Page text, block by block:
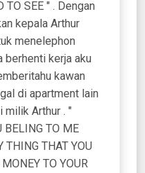
TO SEE " . Dengan
kepala Arthur
menelephon
berhenti kerja aku
kawan
di apartment lain
milik Arthur . "
BELING TO ME
THING THAT YOU
TO YOUR